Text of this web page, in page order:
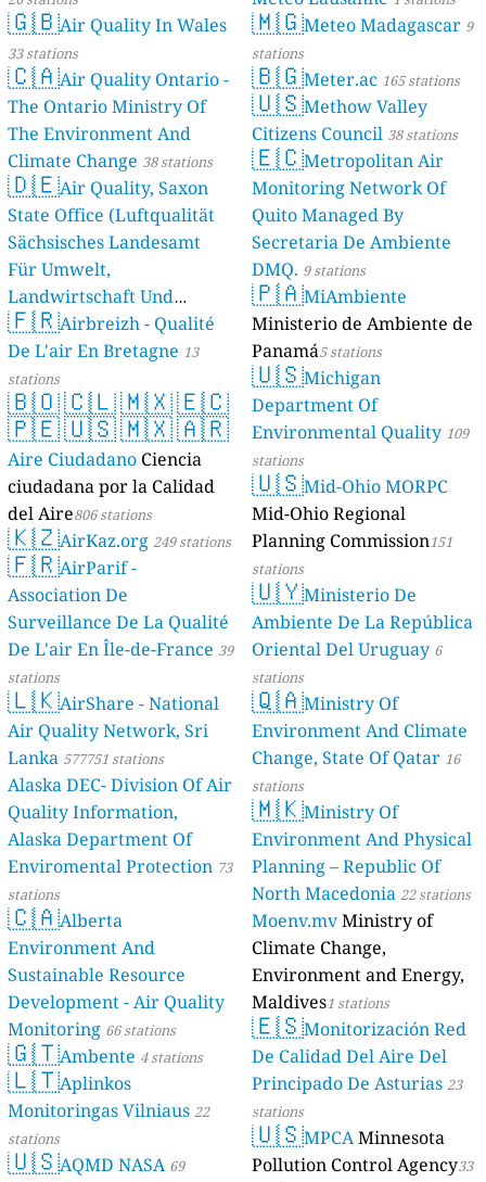
🇬🇧Air Quality In Wales
33 stations
🇨🇦Air Quality Ontario -
The Ontario Ministry Of
The Environment And
Climate Change 38 stations
🇩🇪Air Quality, Saxon
State Office (Luftqualität
Sächsisches Landesamt
Für Umwelt,
Landwirtschaft Und
Geologie) 50 stations
🇫🇷Airbreizh - Qualité
De L'air En Bretagne 13
stations
🇧🇴🇨🇱🇲🇽🇪🇨
🇵🇪🇺🇸🇲🇽🇦🇷
Aire Ciudadano Ciencia
ciudadana por la Calidad
del Aire806 stations
🇰🇿AirKaz.org 249 stations
🇫🇷AirParif -
Association De
Surveillance De La Qualité
De L'air En Île-de-France 39
stations
🇱🇰AirShare - National
Air Quality Network, Sri
Lanka 577751 stations
Alaska DEC- Division Of Air
Quality Information,
Alaska Department Of
Enviromental Protection 73
stations
🇨🇦Alberta
Environment And
Sustainable Resource
Development - Air Quality
Monitoring 66 stations
🇬🇹Ambente 4 stations
🇱🇹Aplinkos
Monitoringas Vilniaus 22
stations
🇺🇸AQMD NASA 69
🇲🇬Meteo Madagascar 9
stations
🇧🇬Meter.ac 165 stations
🇺🇸Methow Valley
Citizens Council 38 stations
🇪🇨Metropolitan Air
Monitoring Network Of
Quito Managed By
Secretaria De Ambiente
DMQ. 9 stations
🇵🇦MiAmbiente
Ministerio de Ambiente de
Panamá5 stations
🇺🇸Michigan
Department Of
Environmental Quality 109
stations
🇺🇸Mid-Ohio MORPC
Mid-Ohio Regional
Planning Commission151
stations
🇺🇾Ministerio De
Ambiente De La República
Oriental Del Uruguay 6
stations
🇶🇦Ministry Of
Environment And Climate
Change, State Of Qatar 16
stations
🇲🇰Ministry Of
Environment And Physical
Planning – Republic Of
North Macedonia 22 stations
Moenv.mvMinistry of
Climate Change,
Environment and Energy,
Maldives1 stations
🇪🇸Monitorización Red
De Calidad Del Aire Del
Principado De Asturias 23
stations
🇺🇸MPCAMinnesota
Pollution Control Agency33